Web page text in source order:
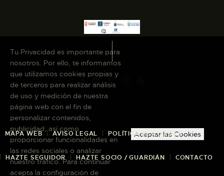
MAPA WEB AVISO LEGAL POLÍTICA DE COOKIES
HAZTE SEGUIDOR HAZTE SOCIO / GUARDIÁN CONTACTO
Tu Privacidad es importante para
nosotros. Por ello, te informamos
que utilizamos cookies propias y
de terceros para realizar análisis
de uso y medición de nuestra
página web con el fin de
personalizar contenidos,
publicidad, así como
proporcionar funcionalidades en
las redes sociales o analizar
nuestro tráfico. Para continuar
acepta la configuración de
Aceptar las Cookies